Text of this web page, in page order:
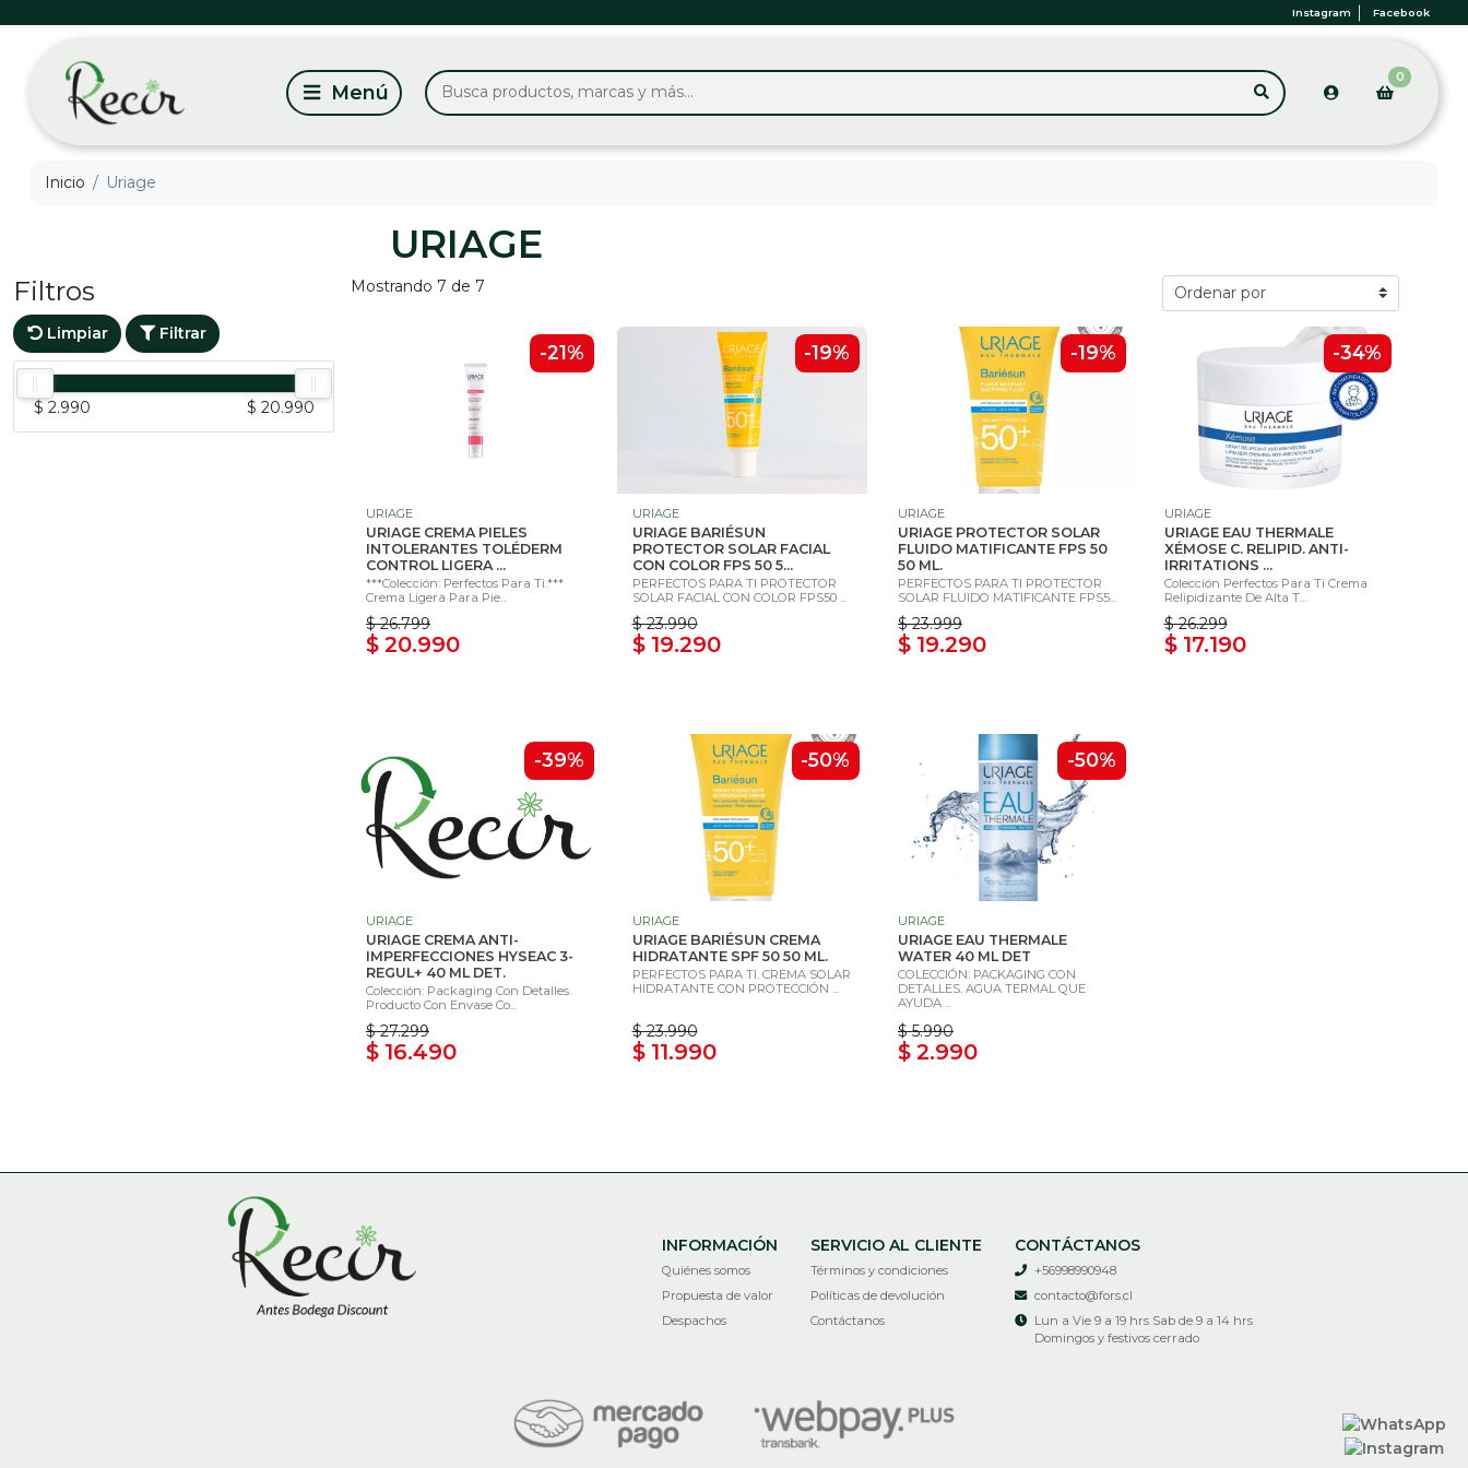
Instagram Facebook
0
Inicio Uriage
URIAGE
Filtros
Limpiar Filtrar
$ 2.990 $ 20.990
Mostrando 7 de 7
-21%
URIAGE
URIAGE CREMA PIELES
INTOLERANTES TOLÉDERM
CONTROL LIGERA ...
***Colección: Perfectos Para Ti.***
Crema Ligera Para Pie...
$ 26.799
$ 20.990
-19%
URIAGE
URIAGE BARIÉSUN
PROTECTOR SOLAR FACIAL
CON COLOR FPS 50 5...
PERFECTOS PARA TI PROTECTOR
SOLAR FACIAL CON COLOR FPS50 ...
$ 23.990
$ 19.290
-19%
URIAGE
URIAGE PROTECTOR SOLAR
FLUIDO MATIFICANTE FPS 50
50 ML.
PERFECTOS PARA TI PROTECTOR
SOLAR FLUIDO MATIFICANTE FPS5...
$ 23.999
$ 19.290
-34%
URIAGE
URIAGE EAU THERMALE
XÉMOSE C. RELIPID. ANTI-
IRRITATIONS ...
Colección Perfectos Para Ti Crema
Relipidizante De Alta T...
$ 26.299
$ 17.190
-39%
URIAGE
URIAGE CREMA ANTI-
IMPERFECCIONES HYSEAC 3-
REGUL+ 40 ML DET.
Colección: Packaging Con Detalles.
Producto Con Envase Co...
$ 27.299
$ 16.490
-50%
URIAGE
URIAGE BARIÉSUN CREMA
HIDRATANTE SPF 50 50 ML.
PERFECTOS PARA TI. CREMA SOLAR
HIDRATANTE CON PROTECCIÓN ...
$ 23.990
$ 11.990
-50%
URIAGE
URIAGE EAU THERMALE
WATER 40 ML DET
COLECCIÓN: PACKAGING CON
DETALLES. AGUA TERMAL QUE
AYUDA ...
$ 5.990
$ 2.990
INFORMACIÓN
Quiénes somos
Propuesta de valor
Despachos
SERVICIO AL CLIENTE
Términos y condiciones
Políticas de devolución
Contáctanos
CONTÁCTANOS
+56998990948
contacto@fors.cl
Lun a Vie 9 a 19 hrs Sab de 9 a 14 hrs
Domingos y festivos cerrado